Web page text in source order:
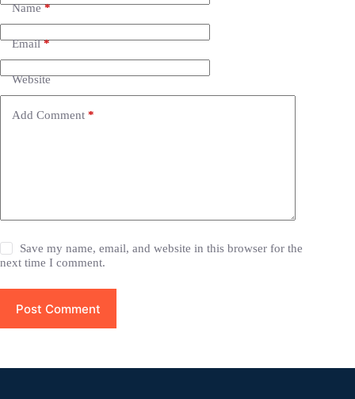
Name*
Email*
Website
Add Comment *
Save my name, email, and website in this browser for the
next time I comment.
Post Comment